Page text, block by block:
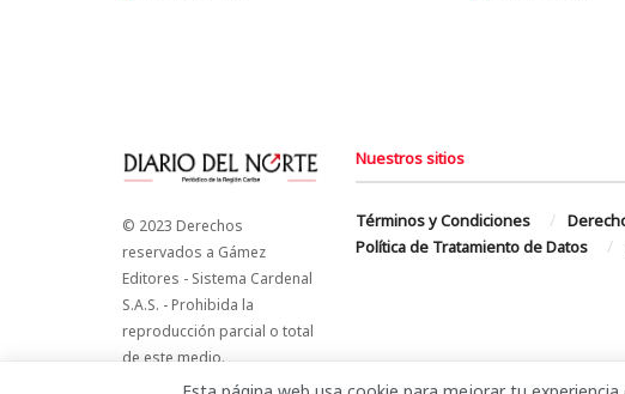
© 2023 Derechos
reservados a Gámez
Editores - Sistema Cardenal
S.A.S. - Prohibida la
reproducción parcial o total
de este medio.
Nuestros sitios
Términos y Condiciones
Política de Tratamiento de Datos